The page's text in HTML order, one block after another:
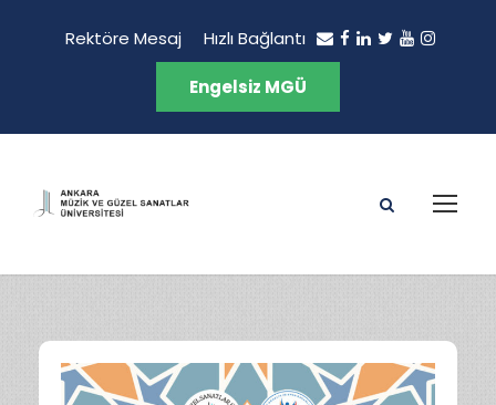
Rektöre Mesaj Hızlı Bağlantı
Engelsiz MGÜ